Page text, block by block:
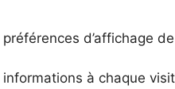
d’affichage
à chaque